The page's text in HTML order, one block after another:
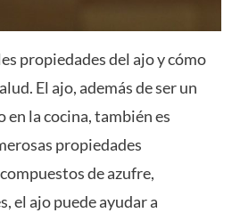
propiedades del ajo y cómo
El ajo, además de ser un
la cocina, también es
propiedades
de azufre,
el ajo puede ayudar a